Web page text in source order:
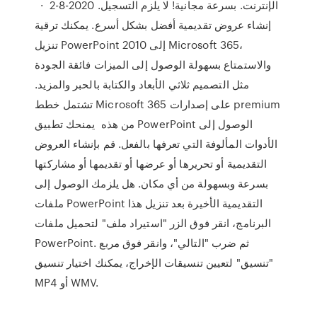
الإنترنت. بسرعة مجانية! لا يلزم التسجيل. 2020-8-2 ·
إنشاء عروض تقديمية أفضل بشكل أسرع. يمكنك ترقية
تنزيل PowerPoint 2010 إلى Microsoft 365،
والاستمتاع بسهولة الوصول إلى الميزات فائقة الجودة
مثل التصميم ثلاثي الأبعاد والكتابة بالحبر والمزيد.
تشتمل خطط Microsoft 365 على إصدارات premium
من هذه يمنحك تطبيق PowerPoint الوصول إلى
الأدوات المألوفة التي تعرفها بالفعل. قم بإنشاء العروض
التقديمية أو تحريرها أو عرضها أو تقديمها أو مشاركتها
بسرعة وبسهولة من أي مكان. هل يلزمك الوصول إلى
ملفات PowerPoint التقديمية الأخيرة بعد تنزيل هذا
البرنامج، انقر فوق الزر "استيراد ملف" لتحميل ملفات
PowerPoint. ثم ضرب "التالي"، وانقر فوق مربع
"تنسيق" لتعيين تنسيقات الإخراج، يمكنك اختيار تنسيق
MP4 أو WMV.